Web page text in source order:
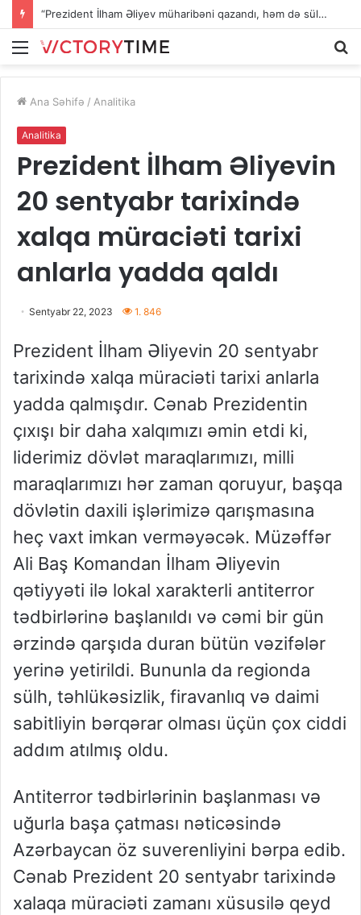
“Prezident İlham Əliyev müharibəni qazandı, həm də sülhü qazandı!”
Menu
Ana Səhifə / Analitika
Analitika
Prezident İlham Əliyevin
20 sentyabr tarixində
xalqa müraciəti tarixi
anlarla yadda qaldı
Sentyabr 22, 2023 1. 846
Prezident İlham Əliyevin 20 sentyabr
tarixində xalqa müraciəti tarixi anlarla
yadda qalmışdır. Cənab Prezidentin
çıxışı bir daha xalqımızı əmin etdi ki,
liderimiz dövlət maraqlarımızı, milli
maraqlarımızı hər zaman qoruyur, başqa
dövlətin daxili işlərimizə qarışmasına
heç vaxt imkan verməyəcək. Müzəffər
Ali Baş Komandan İlham Əliyevin
qətiyyəti ilə lokal xarakterli antiterror
tədbirlərinə başlanıldı və cəmi bir gün
ərzində qarşıda duran bütün vəzifələr
yerinə yetirildi. Bununla da regionda
sülh, təhlükəsizlik, firavanlıq və daimi
sabitliyin bərqərar olması üçün çox ciddi
addım atılmış oldu.
Antiterror tədbirlərinin başlanması və
uğurla başa çatması nəticəsində
Azərbaycan öz suverenliyini bərpa edib.
Cənab Prezident 20 sentyabr tarixində
xalaqa müraciəti zamanı xüsusilə qeyd